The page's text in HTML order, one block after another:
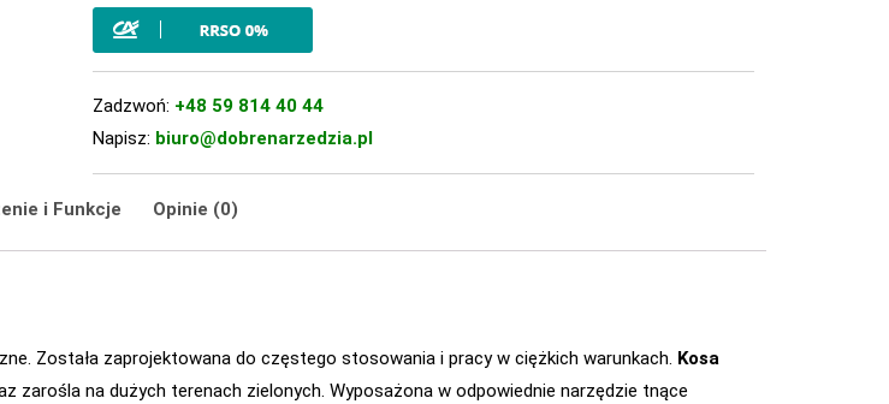
Zadzwoń: +48 59 814 40 44
Napisz: biuro@dobrenarzedzia.pl
i Funkcje Opinie (0)
Została zaprojektowana do częstego stosowania i pracy w ciężkich warunkach. Kosa
zarośla na dużych terenach zielonych. Wyposażona w odpowiednie narzędzie tnące